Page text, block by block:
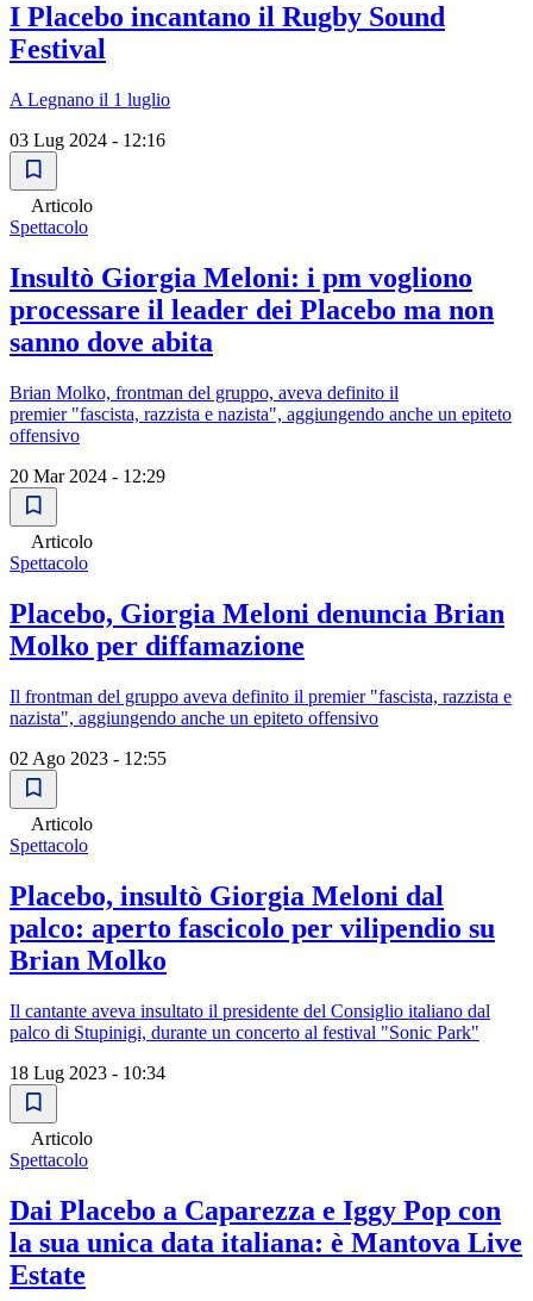
I Placebo incantano il Rugby Sound
Festival
A Legnano il 1 luglio
03 Lug 2024 - 12:16
Articolo
Spettacolo
Insultò Giorgia Meloni: i pm vogliono
processare il leader dei Placebo ma non
sanno dove abita
Brian Molko, frontman del gruppo, aveva definito il
premier "fascista, razzista e nazista", aggiungendo anche un epiteto
offensivo
20 Mar 2024 - 12:29
Articolo
Spettacolo
Placebo, Giorgia Meloni denuncia Brian
Molko per diffamazione
Il frontman del gruppo aveva definito il premier "fascista, razzista e
nazista", aggiungendo anche un epiteto offensivo
02 Ago 2023 - 12:55
Articolo
Spettacolo
Placebo, insultò Giorgia Meloni dal
palco: aperto fascicolo per vilipendio su
Brian Molko
Il cantante aveva insultato il presidente del Consiglio italiano dal
palco di Stupinigi, durante un concerto al festival "Sonic Park"
18 Lug 2023 - 10:34
Articolo
Spettacolo
Dai Placebo a Caparezza e Iggy Pop con
la sua unica data italiana: è Mantova Live
Estate